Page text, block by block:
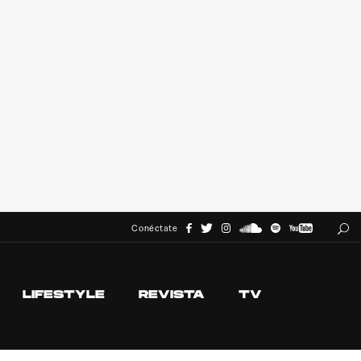
Conéctate
LIFESTYLE REVISTA TV